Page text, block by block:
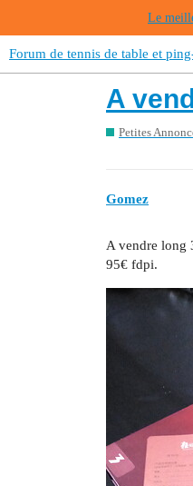
Le
Forum de tennis de table et
A
Petites
Gomez
A vendre long
95€ fdpi.